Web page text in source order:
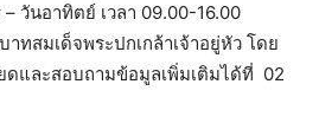
วันอาทิตย์ เวลา 09.00-16.00
สมเด็จพระปกเกล้าเจ้าอยู่หัว โดย
ดและสอบถามข้อมูลเพิ่มเติมได้ที่ 02